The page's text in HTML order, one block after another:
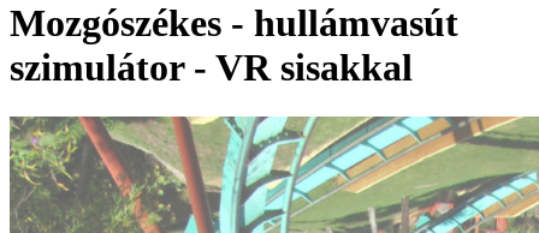
Mozgószékes - hullámvasút
szimulátor - VR sisakkal